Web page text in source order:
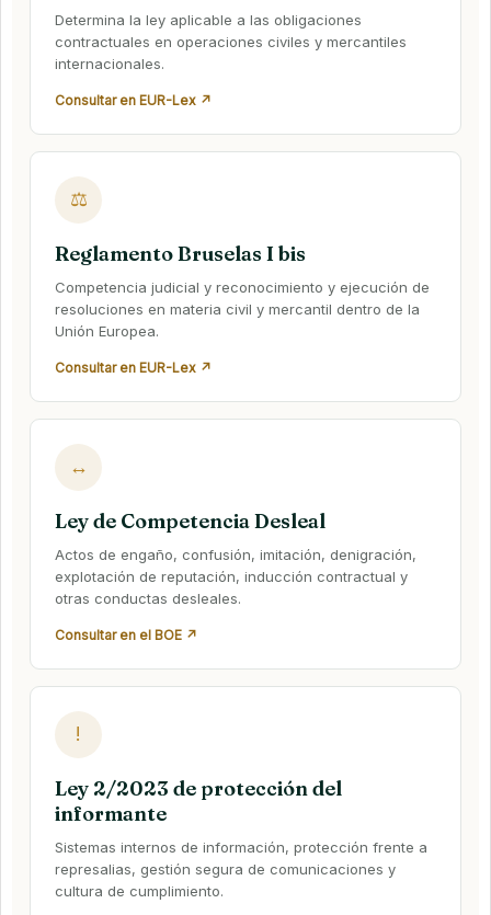
Determina la ley aplicable a las obligaciones
contractuales en operaciones civiles y mercantiles
internacionales.
Consultar en EUR-Lex ↗
⚖
Reglamento Bruselas I bis
Competencia judicial y reconocimiento y ejecución de
resoluciones en materia civil y mercantil dentro de la
Unión Europea.
Consultar en EUR-Lex ↗
↔
Ley de Competencia Desleal
Actos de engaño, confusión, imitación, denigración,
explotación de reputación, inducción contractual y
otras conductas desleales.
Consultar en el BOE ↗
!
Ley 2/2023 de protección del
informante
Sistemas internos de información, protección frente a
represalias, gestión segura de comunicaciones y
cultura de cumplimiento.